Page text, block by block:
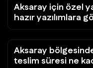
Aksaray için özel
hazır yazılımlara
Aksaray
teslim süresi ne